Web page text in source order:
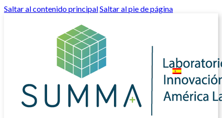
Saltar al contenido principalSaltar al pie de página